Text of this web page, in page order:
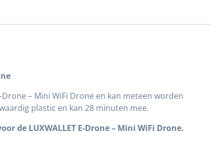
– Mini WiFi Drone en kan meteen worden
plastic en kan 28 minuten mee.
de LUXWALLET E-Drone – Mini WiFi Drone.